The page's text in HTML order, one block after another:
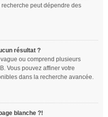
recherche peut dépendre des
résultat ?
ou comprend plusieurs
Vous pouvez affiner votre
dans la recherche avancée.
blanche ?!